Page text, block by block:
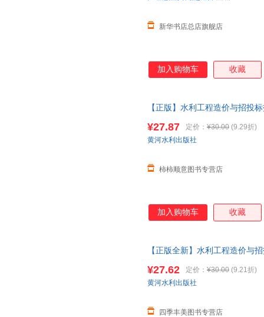
新华书店总店旗舰店
加入购物车 收藏
【正版】水利工程造价与招投
¥27.87 定价： ¥30.00 (9.29折)
柿柿顺意图书专营店
黄河水利出版社
加入购物车 收藏
【正版全新】水利工程造价与
¥27.62 定价： ¥30.00 (9.21折)
四季丰美图书专营店
黄河水利出版社